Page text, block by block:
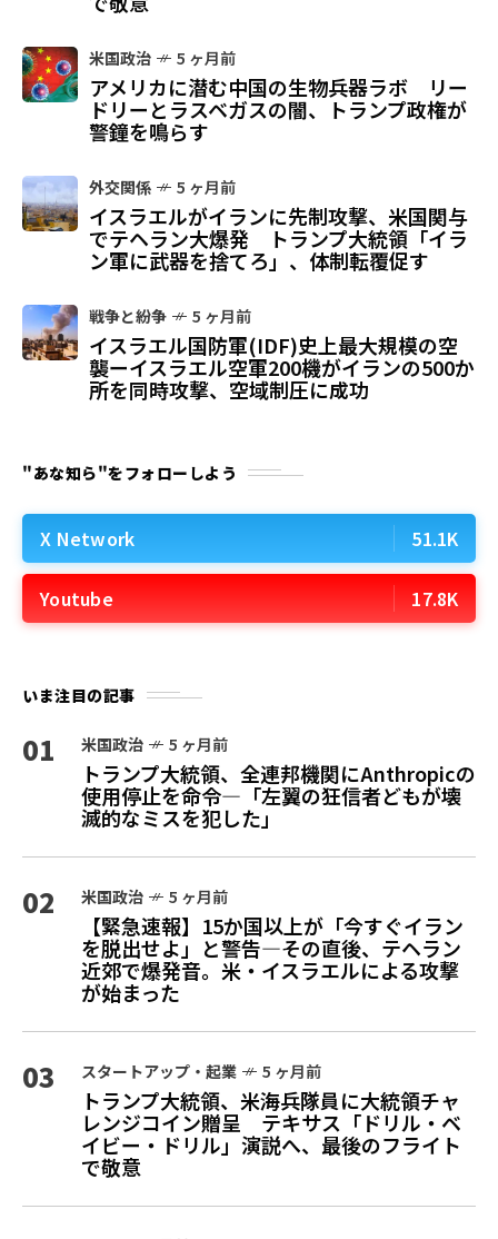
米国政治 5 ヶ月前
アメリカに潜む中国の生物兵器ラボ リー
ドリーとラスベガスの闇、トランプ政権が
警鐘を鳴らす
外交関係 5 ヶ月前
イスラエルがイランに先制攻撃、米国関与
でテヘラン大爆発 トランプ大統領「イラ
ン軍に武器を捨てろ」、体制転覆促す
戦争と紛争 5 ヶ月前
イスラエル国防軍(IDF)史上最大規模の空
襲ーイスラエル空軍200機がイランの500か
所を同時攻撃、空域制圧に成功
"あな知ら"をフォローしよう
X Network 51.1K
Youtube 17.8K
いま注目の記事
01 米国政治 5 ヶ月前
トランプ大統領、全連邦機関にAnthropicの
使用停止を命令—「左翼の狂信者どもが壊
滅的なミスを犯した」
02 米国政治 5 ヶ月前
【緊急速報】15か国以上が「今すぐイラン
を脱出せよ」と警告—その直後、テヘラン
近郊で爆発音。米・イスラエルによる攻撃
が始まった
03 スタートアップ・起業 5 ヶ月前
トランプ大統領、米海兵隊員に大統領チャ
レンジコイン贈呈 テキサス「ドリル・ベ
イビー・ドリル」演説へ、最後のフライト
で敬意